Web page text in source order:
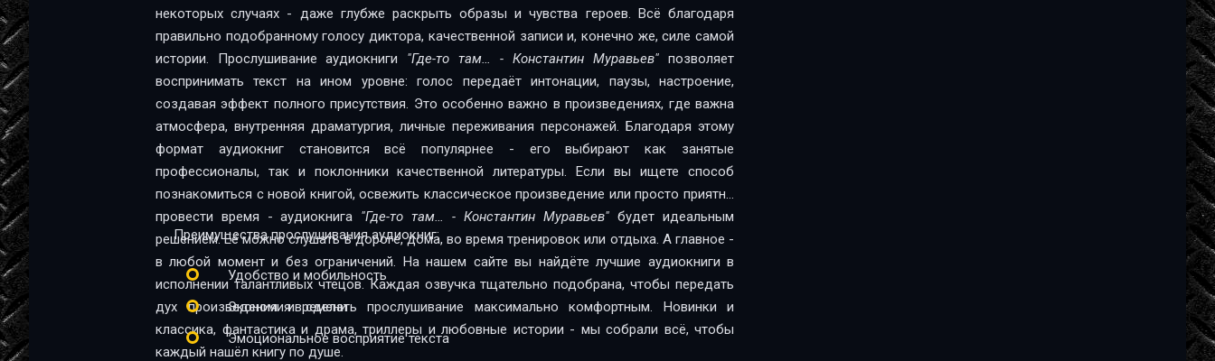
некоторых случаях - даже глубже раскрыть образы и чувства героев. Всё благодаря
правильно подобранному голосу диктора, качественной записи и, конечно же, силе самой
истории. Прослушивание аудиокниги "Где-то там… - Константин Муравьев" позволяет
воспринимать текст на ином уровне: голос передаёт интонации, паузы, настроение,
создавая эффект полного присутствия. Это особенно важно в произведениях, где важна
атмосфера, внутренняя драматургия, личные переживания персонажей. Благодаря этому
формат аудиокниг становится всё популярнее - его выбирают как занятые
профессионалы, так и поклонники качественной литературы. Если вы ищете способ
познакомиться с новой книгой, освежить классическое произведение или просто приятно
провести время - аудиокнига "Где-то там… - Константин Муравьев" будет идеальным
решением. Её можно слушать в дороге, дома, во время тренировок или отдыха. А главное -
в любой момент и без ограничений. На нашем сайте вы найдёте лучшие аудиокниги в
исполнении талантливых чтецов. Каждая озвучка тщательно подобрана, чтобы передать
дух произведения и сделать прослушивание максимально комфортным. Новинки и
классика, фантастика и драма, триллеры и любовные истории - мы собрали всё, чтобы
каждый нашёл книгу по душе.
Преимущества прослушивания аудиокниг:
Удобство и мобильность
Экономия времени
Эмоциональное восприятие текста